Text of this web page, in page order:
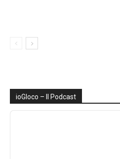
ioGIoco – Il Podcast
Audio